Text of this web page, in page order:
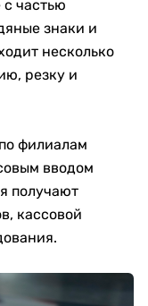
частью
знаки и
несколько
резку и
филиалам
вводом
получают
кассовой